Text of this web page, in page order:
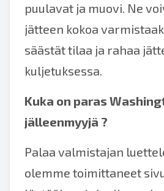
puulavat ja muovi. Ne
jätteen kokoa
säästät tilaa ja rahaa
kuljetuksessa.
Kuka on paras
jälleenmyyjä ?
Palaa valmistajan
olemme toimittaneet